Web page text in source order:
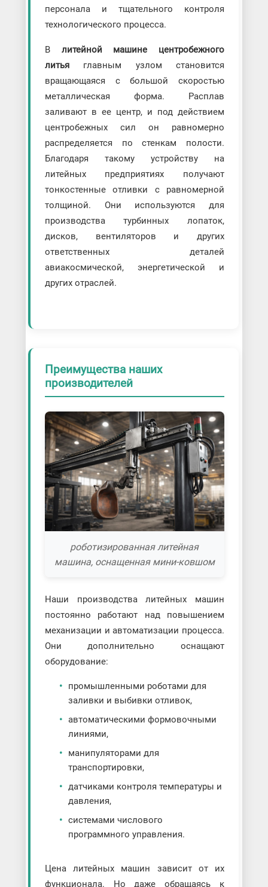
персонала и тщательного контроля
технологического процесса.
В литейной машине центробежного
литьяглавным узлом становится
вращающаяся с большой скоростью
металлическая форма. Расплав
заливают в ее центр, и под действием
центробежных сил он равномерно
распределяется по стенкам полости.
Благодаря такому устройству на
литейных предприятиях получают
тонкостенные отливки с равномерной
толщиной. Они используются для
производства турбинных лопаток,
дисков, вентиляторов и других
ответственных деталей
авиакосмической, энергетической и
других отраслей.
Преимущества наших
производителей
роботизированная литейная
машина, оснащенная мини-ковшом
Наши производства литейных машин
постоянно работают над повышением
механизации и автоматизации процесса.
Они дополнительно оснащают
оборудование:
промышленными роботами для
заливки и выбивки отливок,
автоматическими формовочными
линиями,
манипуляторами для
транспортировки,
датчиками контроля температуры и
давления,
системами числового
программного управления.
Цена литейных машин зависит от их
функционала. Но даже обращаясь к